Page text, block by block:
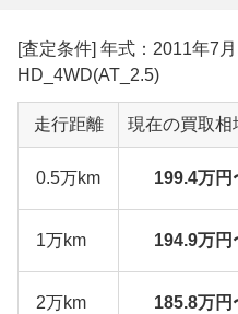
[査定条件] 年式：2011年7
HD_4WD(AT_2.5)
走行距離 現在の買取相
0.5万km 199.4万円
1万km 194.9万円
2万km 185.8万円